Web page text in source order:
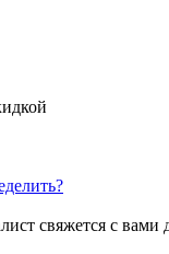
свяжется с вами